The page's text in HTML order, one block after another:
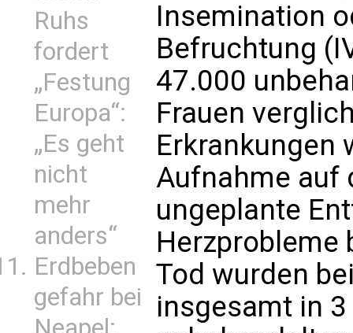
Ruhs
fordert
„Festung
Europa“:
„Es geht
nicht
mehr
anders“
Erdbeben
gefahr bei
Insemination
Befruchtung
47.000
Frauen
Erkrankungen
Aufnahme auf
ungeplante
Herzprobleme
Tod wurden
insgesamt in